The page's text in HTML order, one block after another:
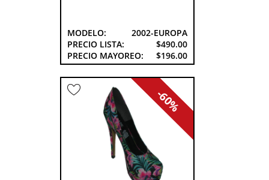
MODELO:
2002-EUROPA
PRECIO LISTA:
$490.00
PRECIO MAYOREO:
$196.00
-60%